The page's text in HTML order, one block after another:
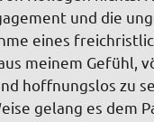
und die
eines
meinem Gefühl,
hoffnungslos zu
gelang es dem